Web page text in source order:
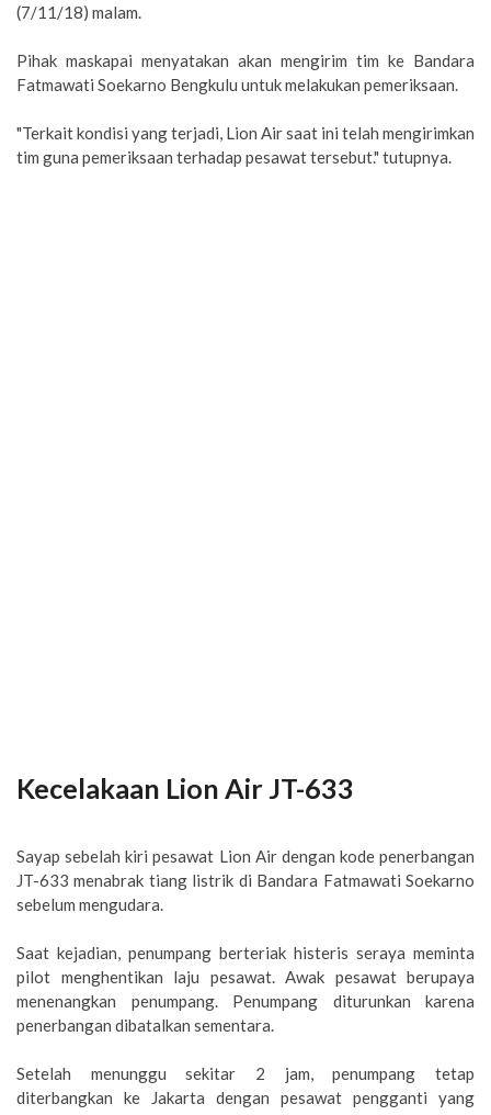
(7/11/18) malam.
Pihak maskapai menyatakan akan mengirim tim ke Bandara
Fatmawati Soekarno Bengkulu untuk melakukan pemeriksaan.
"Terkait kondisi yang terjadi, Lion Air saat ini telah mengirimkan
tim guna pemeriksaan terhadap pesawat tersebut." tutupnya.
Kecelakaan Lion Air JT-633
Sayap sebelah kiri pesawat Lion Air dengan kode penerbangan
JT-633 menabrak tiang listrik di Bandara Fatmawati Soekarno
sebelum mengudara.
Saat kejadian, penumpang berteriak histeris seraya meminta
pilot menghentikan laju pesawat. Awak pesawat berupaya
menenangkan penumpang. Penumpang diturunkan karena
penerbangan dibatalkan sementara.
Setelah menunggu sekitar 2 jam, penumpang tetap
diterbangkan ke Jakarta dengan pesawat pengganti yang